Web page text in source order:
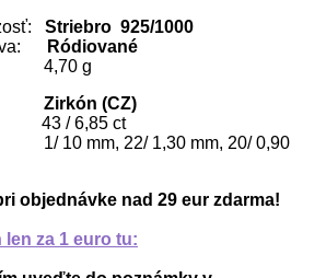
Striebro 925/1000
Ródiované
4,70 g
Zirkón (CZ)
43 / 6,85 ct
1/ 10 mm, 22/ 1,30 mm, 20/ 0,90
objednávke nad 29 eur zdarma!
za 1 euro tu: